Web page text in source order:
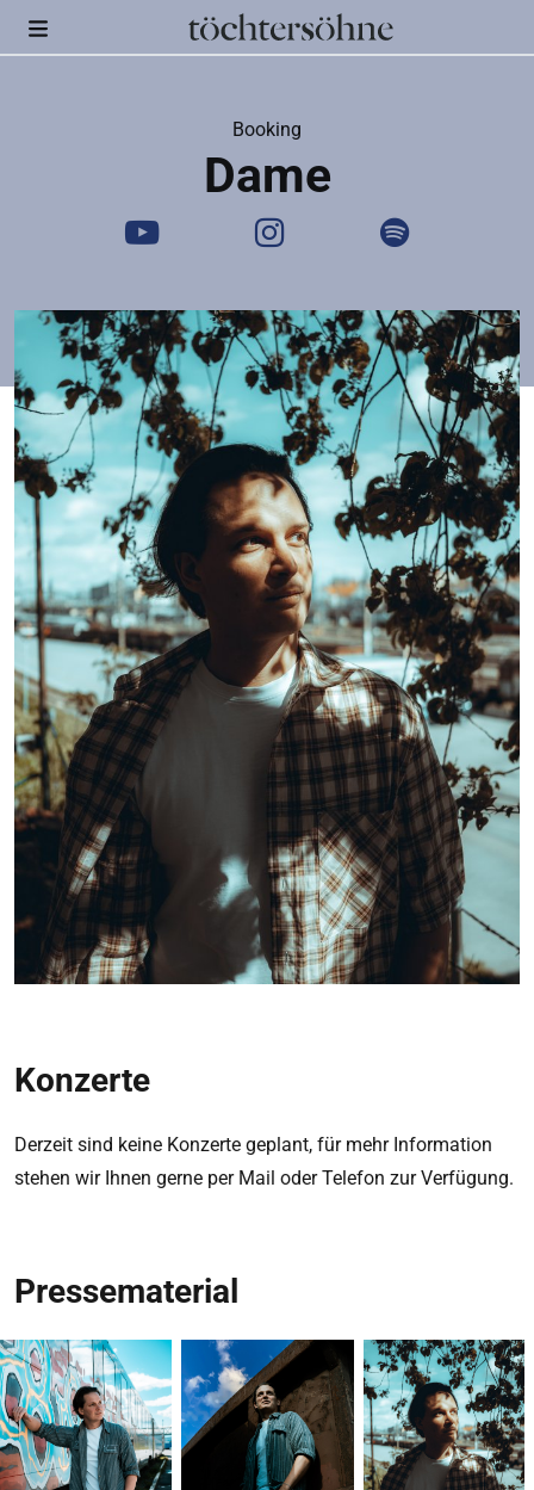
Booking
Dame
YoutubeInstagramSpotify
Konzerte
Derzeit sind keine Konzerte geplant, für mehr Information
stehen wir Ihnen gerne per Mail oder Telefon zur Verfügung.
Pressematerial